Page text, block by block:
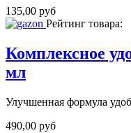
135,00 руб
Рейтинг товара:
Комплексное
мл
Улучшенная формула
490,00 руб